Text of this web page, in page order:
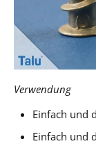
Verwendung
Einfach und
Einfach und